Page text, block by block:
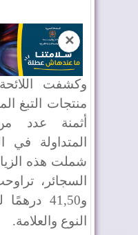
✕
وكشفت
منتجات التبغ
أثمنة عدد من
المتداولة في
شملت هذه
و41,50
النوع والعلامة.